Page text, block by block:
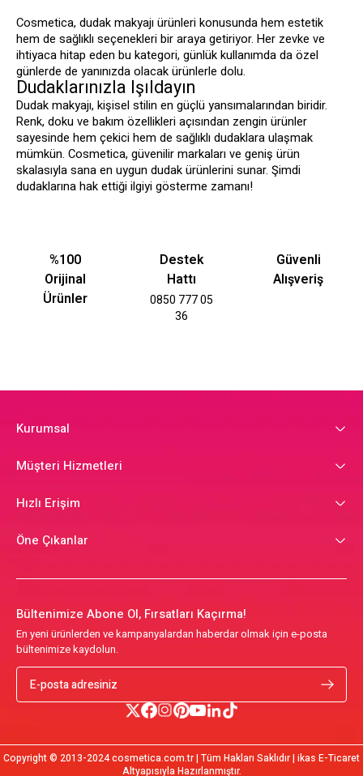
Cosmetica, dudak makyajı ürünleri konusunda hem estetik
hem de sağlıklı seçenekleri bir araya getiriyor. Her zevke ve
ihtiyaca hitap eden bu kategori, günlük kullanımda da özel
günlerde de yanınızda olacak ürünlerle dolu.
Dudaklarınızla Işıldayın
Dudak makyajı, kişisel stilin en güçlü yansımalarından biridir.
Renk, doku ve bakım özellikleri açısından zengin ürünler
sayesinde hem çekici hem de sağlıklı dudaklara ulaşmak
mümkün. Cosmetica, güvenilir markaları ve geniş ürün
skalasıyla sana en uygun dudak ürünlerini sunar. Şimdi
dudaklarına hak ettiği ilgiyi gösterme zamanı!
%100
Orijinal
Ürünler
Destek
Hattı
0850 777 05
36
Güvenli
Alışveriş
Kurumsal
Müşteri Hizmetleri
Hızlı Erişim
Öne Çıkanlar
Bültenimize Abone Ol, Fırsatları Kaçırma!
En yeni ürünlerden ve kampanyalardan haberdar olmak için e-posta
bültenimize kaydolun.
Copyright © 2013-2024 cosmetica.com.tr | Tüm Hakları Saklıdır | ikas E-Ticaret
Altyapısıyla Hazırlanmıştır.